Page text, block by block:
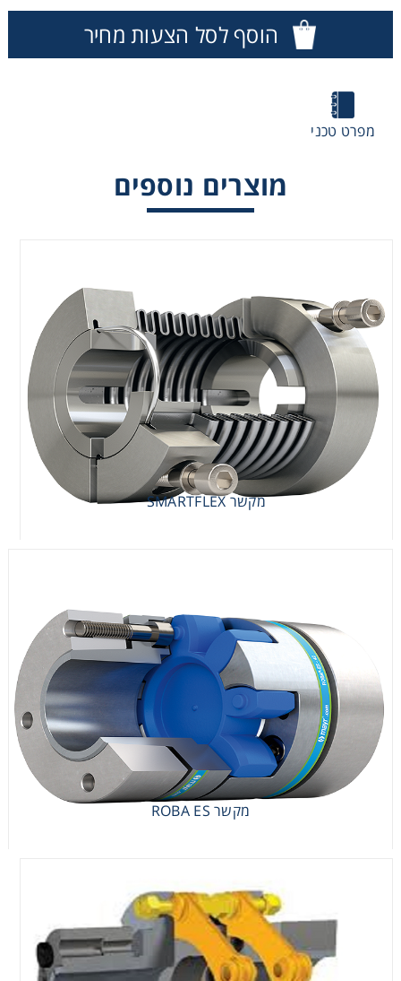
הוסף לסל הצעות מחיר
מפרט טכני
מוצרים נוספים
מקשר SMARTFLEX
מקשר ROBA ES
מקשר SMARTFLEX
מקשר ROBA ES